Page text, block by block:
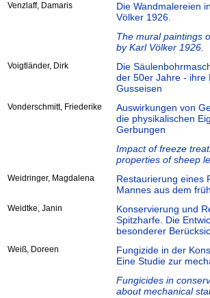
Venzlaff, Damaris
Die Wandmalereien
Völker 1926.
The mural paintings
by Karl Völker 1926.
Voigtländer, Dirk
Die
der 50er Jahre - ihre
Gusseisen
Vonderschmitt, Friederike
Auswirkungen von
die physikalischen
Gerbungen
Impact of freeze
properties of sheep
Weidringer, Magdalena
Restaurierung eines
Mannes aus dem
Weidtke, Janin
Konservierung und
Spitzharfe. Die
besonderer
Weiß, Doreen
Fungizide in der
Eine Studie zur
Fungicides in
about mechanical